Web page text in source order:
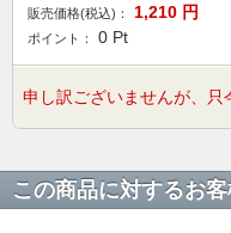
販売価格(税込)： 1,210 円
ポイント： 0 Pt
申し訳ございませんが、只
この商品に対するお